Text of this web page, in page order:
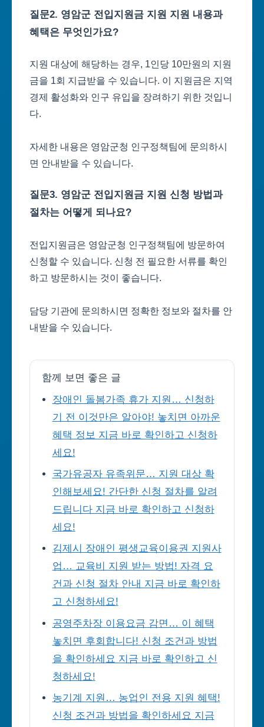
질문2. 영암군 전입지원금 지원 지원 내용과
혜택은 무엇인가요?
지원 대상에 해당하는 경우, 1인당 10만원의 지원
금을 1회 지급받을 수 있습니다. 이 지원금은 지역
경제 활성화와 인구 유입을 장려하기 위한 것입니
다.
자세한 내용은 영암군청 인구정책팀에 문의하시
면 안내받을 수 있습니다.
질문3. 영암군 전입지원금 지원 신청 방법과
절차는 어떻게 되나요?
전입지원금은 영암군청 인구정책팀에 방문하여
신청할 수 있습니다. 신청 전 필요한 서류를 확인
하고 방문하시는 것이 좋습니다.
담당 기관에 문의하시면 정확한 정보와 절차를 안
내받을 수 있습니다.
함께 보면 좋은 글
장애인 돌봄가족 휴가 지원… 신청하
기 전 이것만은 알아야! 놓치면 아까운
혜택 정보 지금 바로 확인하고 신청하
세요!
국가유공자 유족위문… 지원 대상 확
인해보세요! 간단한 신청 절차를 알려
드립니다 지금 바로 확인하고 신청하
세요!
김제시 장애인 평생교육이용권 지원사
업… 교육비 지원 받는 방법! 자격 요
건과 신청 절차 안내 지금 바로 확인하
고 신청하세요!
공영주차장 이용요금 감면… 이 혜택
놓치면 후회합니다! 신청 조건과 방법
을 확인하세요 지금 바로 확인하고 신
청하세요!
농기계 지원… 농업인 전용 지원 혜택!
신청 조건과 방법을 확인하세요 지금